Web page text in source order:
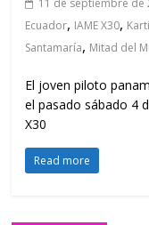
11 de septiembre de
Ecuador, IAME X30,
Santamaría, Mitad del
El joven piloto
el pasado sábado 4
X30
Read more